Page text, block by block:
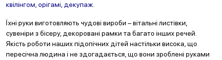
квілінгом, орігамі, декупаж.
Їхні руки виготовляють чудові вироби – вітальні листівки,
сувеніри з бісеру, декоровані рамки та багато інших речей.
Якість роботи наших підопічних дітей настільки висока, що
пересічна людина і не здогадається, що вони зроблені руками